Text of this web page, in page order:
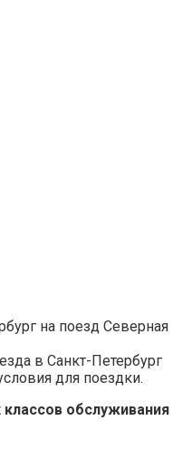
в Санкт-Петербург
для поездки.
обслуживания